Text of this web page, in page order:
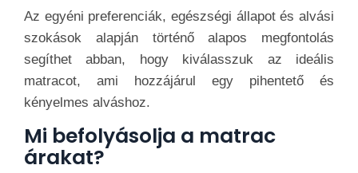
Az egyéni preferenciák, egészségi állapot és alvási
szokások alapján történő alapos megfontolás
segíthet abban, hogy kiválasszuk az ideális
matracot, ami hozzájárul egy pihentető és
kényelmes alváshoz.
Mi befolyásolja a matrac
árakat?